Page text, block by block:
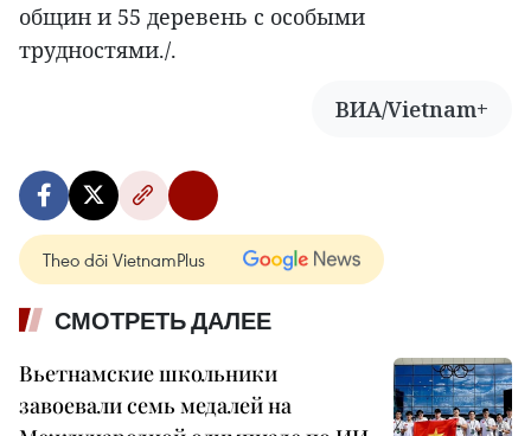
общин и 55 деревень с особыми
трудностями./.
ВИА/Vietnam+
Theo dõi VietnamPlus
СМОТРЕТЬ ДАЛЕЕ
Вьетнамские школьники
завоевали семь медалей на